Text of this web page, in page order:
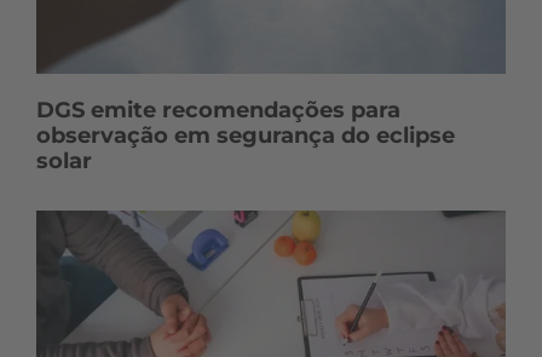
DGS emite recomendações para
observação em segurança do eclipse
solar